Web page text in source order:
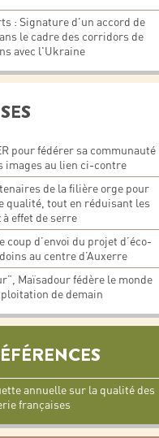
: Signature d'un accord de
le cadre des corridors de
avec l'Ukraine
pour fédérer sa communauté
images au lien ci-contre
de la filière orge pour
qualité, tout en réduisant les
effet de serre
d’envoi du projet d’éco-
au centre d’Auxerre
Maïsadour fédère le monde
de demain
annuelle sur la qualité des
françaises